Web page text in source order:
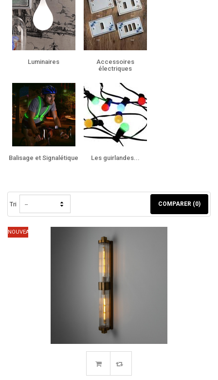
Luminaires
Accessoires
électriques
Balisage et Signalétique Les guirlandes...
Tri -- COMPARER (0)
NOUVEAU